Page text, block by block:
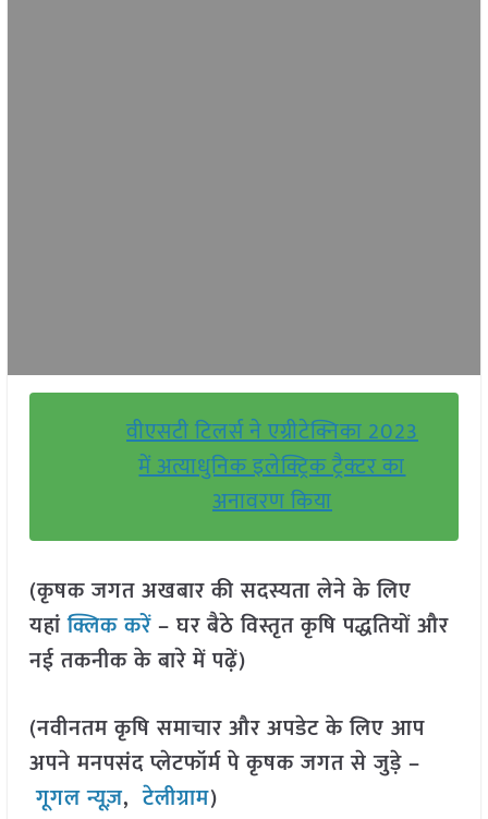
वीएसटी टिलर्स ने एग्रीटेक्निका 2023
में अत्याधुनिक इलेक्ट्रिक ट्रैक्टर का
अनावरण किया
(कृषक जगत अखबार की सदस्यता लेने के लिए
यहांक्लिक करें– घर बैठे विस्तृत कृषि पद्धतियों और
नई तकनीक के बारे में पढ़ें)
(नवीनतम कृषि समाचार और अपडेट के लिए आप
अपने मनपसंद प्लेटफॉर्म पे कृषक जगत से जुड़े –
गूगल न्यूज़,टेलीग्राम)